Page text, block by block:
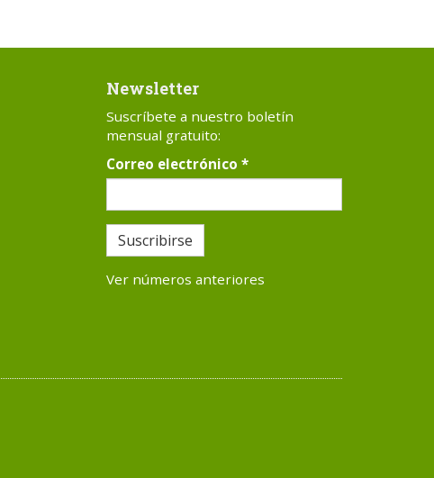
Newsletter
Suscríbete a nuestro boletín
mensual gratuito:
Correo electrónico *
Suscribirse
Ver números anteriores